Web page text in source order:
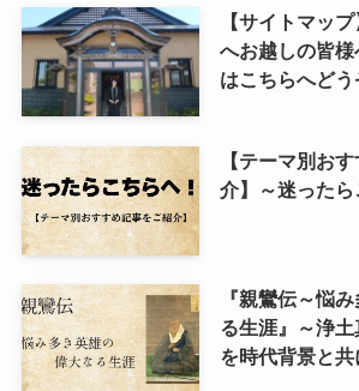
【サイトマッ
へお越しの皆
はこちらへどう
【テーマ別お
介】～迷った
『親鸞伝～悩
る生涯』～浄
を時代背景と共